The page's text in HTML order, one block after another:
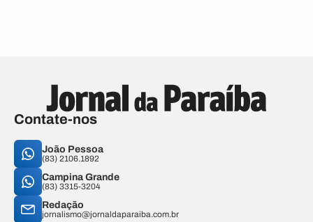
Contate-nos
João Pessoa
(83) 2106.1892
Campina Grande
(83) 3315-3204
Redação
jornalismo@jornaldaparaiba.com.br